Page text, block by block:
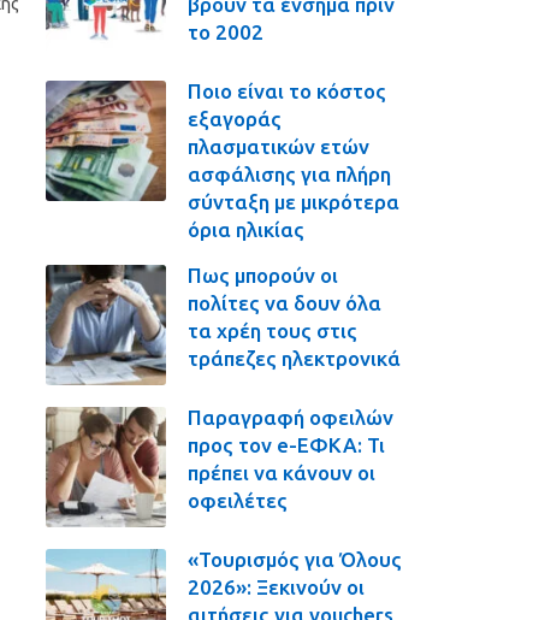
βρουν τα ένσημα πριν
το 2002
Ποιο είναι το κόστος
εξαγοράς
πλασματικών ετών
ασφάλισης για πλήρη
σύνταξη με μικρότερα
όρια ηλικίας
Πως μπορούν οι
πολίτες να δουν όλα
τα χρέη τους στις
τράπεζες ηλεκτρονικά
Παραγραφή οφειλών
προς τον e-ΕΦΚΑ: Τι
πρέπει να κάνουν οι
οφειλέτες
«Τουρισμός για Όλους
2026»: Ξεκινούν οι
αιτήσεις για vouchers